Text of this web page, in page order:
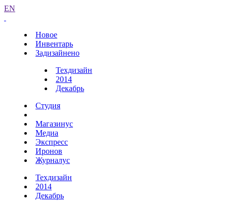
EN
Новое
Инвентарь
Задизайнено
Техдизайн
2014
Декабрь
Студия
Магазинус
Медиа
Экспресс
Иронов
Журналус
Техдизайн
2014
Декабрь